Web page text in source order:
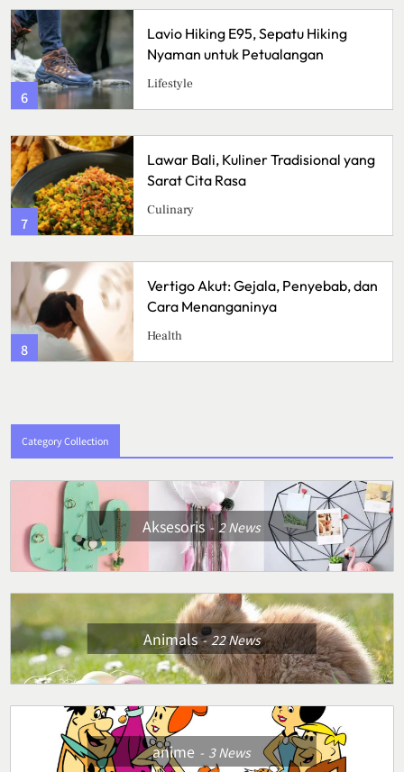
6
Lavio Hiking E95, Sepatu Hiking
Nyaman untuk Petualangan
Lifestyle
7
Lawar Bali, Kuliner Tradisional yang
Sarat Cita Rasa
Culinary
8
Vertigo Akut: Gejala, Penyebab, dan
Cara Menanganinya
Health
Category Collection
Aksesoris 2News
Animals 22News
anime 3News